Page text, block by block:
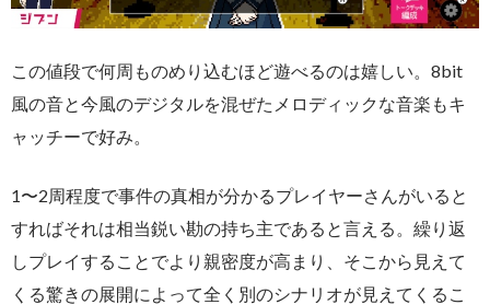
この値段で何周ものめり込むほど遊べるのは嬉しい。8bit
風の音と今風のデジタルを混ぜたメロディックな音楽もキ
ャッチーで好み。
1〜2周程度で事件の真相が分かるプレイヤーさんがいると
すればそれは相当鋭い勘の持ち主であると言える。繰り返
しプレイすることでより親密度が高まり、そこから見えて
くる驚きの展開によって全く別のシナリオが見えてくるこ